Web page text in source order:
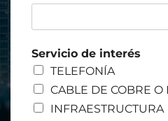
l
Servicio de interés
TELEFONÍA
CABLE DE COBRE O
INFRAESTRUCTURA